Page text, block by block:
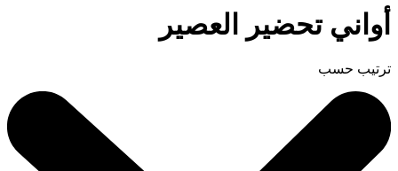
أواني تحضير العصير
ترتيب حسب